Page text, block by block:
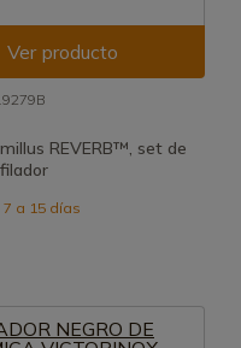
Ver producto
REVERB™, set de
7 a 15 días